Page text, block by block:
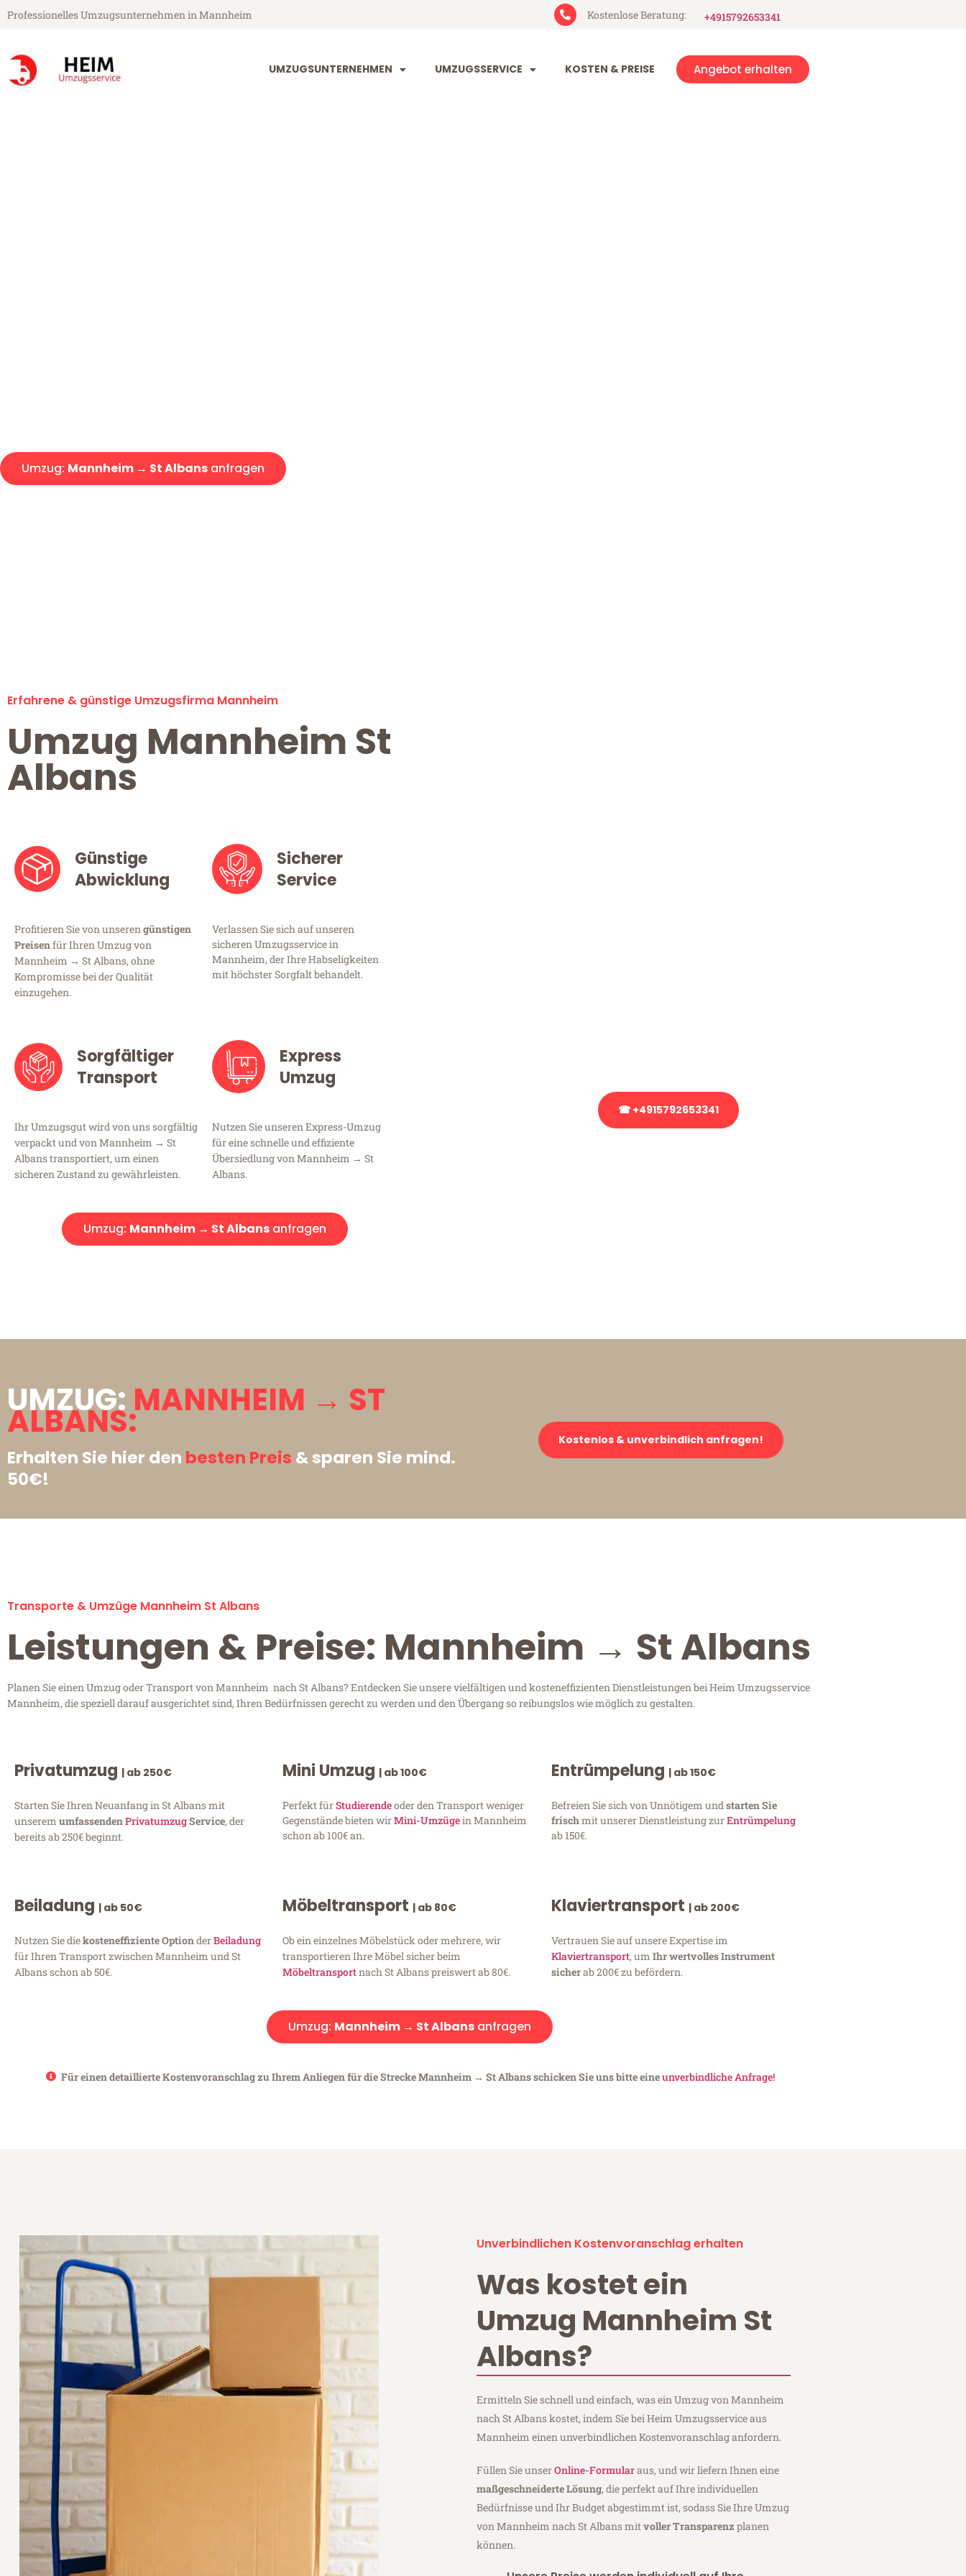
Professionelles Umzugsunternehmen in Mannheim Kostenlose Beratung: +4915792653341
UMZUGSUNTERNEHMEN UMZUGSSERVICE KOSTEN & PREISE Angebot erhalten
Umzug: Mannheim → St Albans anfragen
Erfahrene & günstige Umzugsfirma Mannheim
Umzug Mannheim St
Albans
Günstige
Abwicklung
Profitieren Sie von unserengünstigen
Preisenfür Ihren Umzug von
Mannheim → St Albans, ohne
Kompromisse bei der Qualität
einzugehen.
Sicherer
Service
Verlassen Sie sich auf unseren
sicheren Umzugsservice in
Mannheim, der Ihre Habseligkeiten
mit höchster Sorgfalt behandelt.
Sorgfältiger
Transport
Ihr Umzugsgut wird von uns sorgfältig
verpackt und von Mannheim → St
Albans transportiert, um einen
sicheren Zustand zu gewährleisten.
Express
Umzug
Nutzen Sie unseren Express-Umzug
für eine schnelle und effiziente
Übersiedlung von Mannheim → St
Albans.
Umzug: Mannheim → St Albans anfragen
☎ +4915792653341
UMZUG: MANNHEIM → ST
ALBANS:
Erhalten Sie hier den besten Preis & sparen Sie mind.
50€!
Kostenlos & unverbindlich anfragen!
Transporte & Umzüge Mannheim St Albans
Leistungen & Preise: Mannheim → St Albans
Planen Sie einen Umzug oder Transport von Mannheim nach St Albans? Entdecken Sie unsere vielfältigen und kosteneffizienten Dienstleistungen bei Heim Umzugsservice
Mannheim, die speziell darauf ausgerichtet sind, Ihren Bedürfnissen gerecht zu werden und den Übergang so reibungslos wie möglich zu gestalten.
Privatumzug | ab 250€
Starten Sie Ihren Neuanfang in St Albans mit
unserem umfassendenPrivatumzugService, der
bereits ab 250€ beginnt.
Mini Umzug | ab 100€
Perfekt fürStudierendeoder den Transport weniger
Gegenstände bieten wirMini-Umzügein Mannheim
schon ab 100€ an.
Entrümpelung | ab 150€
Befreien Sie sich von Unnötigem undstarten Sie
frischmit unserer Dienstleistung zurEntrümpelung
ab 150€.
Beiladung | ab 50€
Nutzen Sie diekosteneffiziente OptionderBeiladung
für Ihren Transport zwischen Mannheim und St
Albans schon ab 50€.
Möbeltransport | ab 80€
Ob ein einzelnes Möbelstück oder mehrere, wir
transportieren Ihre Möbel sicher beim
Möbeltransportnach St Albans preiswert ab 80€.
Klaviertransport | ab 200€
Vertrauen Sie auf unsere Expertise im
Klaviertransport, um Ihr wertvolles Instrument
sicherab 200€ zu befördern.
Umzug: Mannheim → St Albans anfragen
Für einen detaillierte Kostenvoranschlag zu Ihrem Anliegen für die Strecke Mannheim → St Albans schicken Sie uns bitte eineunverbindliche Anfrage!
Unverbindlichen Kostenvoranschlag erhalten
Was kostet ein
Umzug Mannheim St
Albans?
Ermitteln Sie schnell und einfach, was ein Umzug von Mannheim
nach St Albans kostet, indem Sie bei Heim Umzugsservice aus
Mannheim einen unverbindlichen Kostenvoranschlag anfordern.
Füllen Sie unserOnline-Formularaus, und wir liefern Ihnen eine
maßgeschneiderte Lösung, die perfekt auf Ihre individuellen
Bedürfnisse und Ihr Budget abgestimmt ist, sodass Sie Ihre Umzug
von Mannheim nach St Albans mitvoller Transparenz planen
können.